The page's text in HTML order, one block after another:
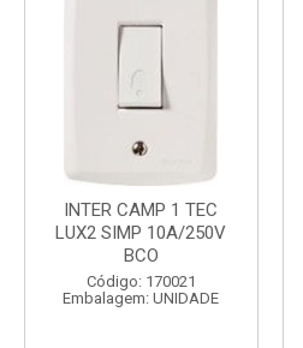
INTER CAMP 1 TEC
LUX2 SIMP 10A/250V
BCO
Código: 170021
Embalagem: UNIDADE